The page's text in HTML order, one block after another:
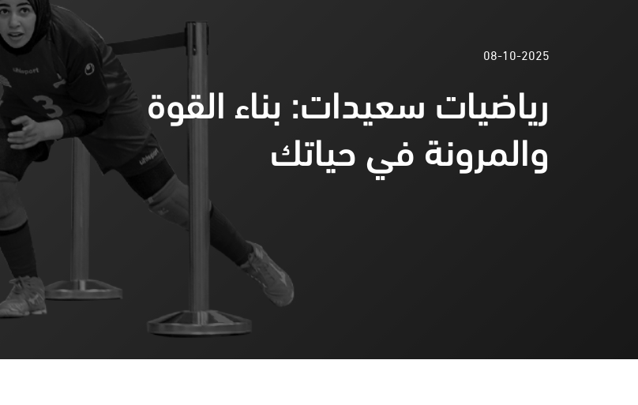
08-10-2025
رياضيات سعيدات: بناء القوة
والمرونة في حياتك